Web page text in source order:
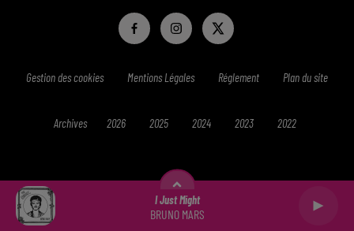
I Just Might
BRUNO MARS
Gestion des cookies Mentions Légales Réglement Plan du site
Archives 2026 2025 2024 2023 2022